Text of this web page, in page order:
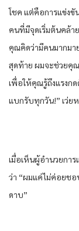
โชค แต่คือการแข่ง
คนที่มีจุดเริ่มต้นคล้า
คุณคิดว่ามีคนมากม
สุดท้าย ผมจะช่วยคุ
เพื่อให้คุณรู้ถึงแรงก
แบกรับทุกวัน!” เว่ย
เมื่อเห็นผู้อำนวยกา
ว่า “ผมแค่ไม่ค่อยช
ดาบ”